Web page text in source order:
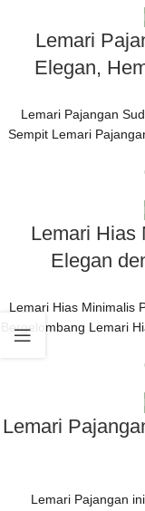
Lemari
Elegan,
Lemari Pajangan
Sempit Lemari
Lemari Hias
Elegan
Lemari Hias Minimalis
Bergelombang Lemari
Lemari
Lemari Pajangan